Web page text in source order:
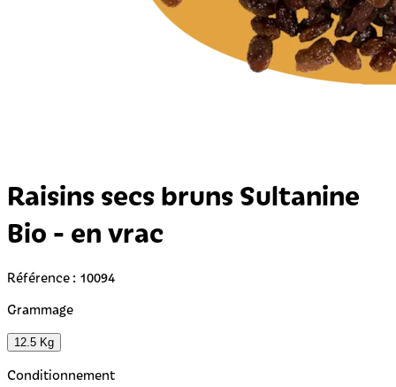
Raisins secs bruns Sultanine
Bio - en vrac
Référence : 10094
Grammage
12.5 Kg
Conditionnement